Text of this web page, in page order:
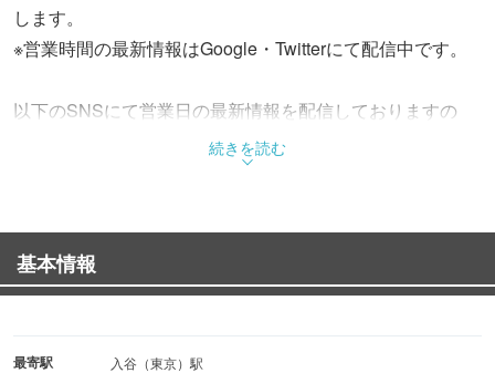
します。
※営業時間の最新情報はGoogle・Twitterにて配信中です。
以下のSNSにて営業日の最新情報を配信しておりますの
で、こちらにてご確認頂きますようお願い申し上げます。
続きを読む
基本情報
最寄駅 入谷（東京）駅